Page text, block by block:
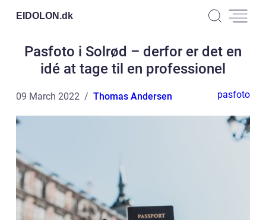
EIDOLON.dk
Pasfoto i Solrød – derfor er det en
idé at tage til en professionel
09 March 2022 Thomas Andersen pasfoto